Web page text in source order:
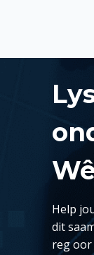
Help
dit
reg oor